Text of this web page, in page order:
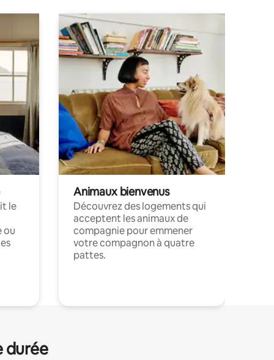
le
ou
Animaux bienvenus
Découvrez des logements qui
acceptent les animaux de
compagnie pour emmener
votre compagnon à quatre
pattes.
durée